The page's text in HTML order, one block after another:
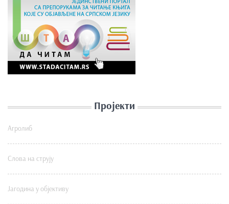
Пројекти
Агролиб
Слова на струју
Јагодина у објективу